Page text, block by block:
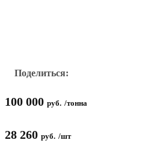
Поделиться:
100 000 руб. /тонна
28 260 руб. /шт